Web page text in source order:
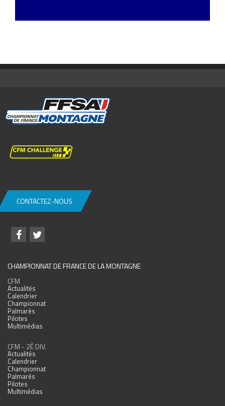
CONTACTEZ-NOUS
CHAMPIONNAT DE FRANCE DE LA MONTAGNE
CFM
Actualités
Calendrier
Championnat
Palmarès
Pilotes
Multimédias
CFM - 2È DIV.
Actualités
Calendrier
Championnat
Palmarès
Pilotes
Multimédias